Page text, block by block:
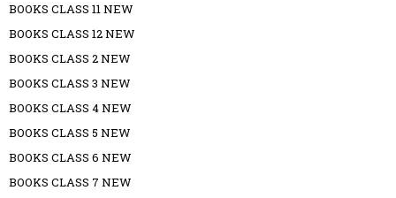
BOOKS CLASS 11 NEW
BOOKS CLASS 12 NEW
BOOKS CLASS 2 NEW
BOOKS CLASS 3 NEW
BOOKS CLASS 4 NEW
BOOKS CLASS 5 NEW
BOOKS CLASS 6 NEW
BOOKS CLASS 7 NEW